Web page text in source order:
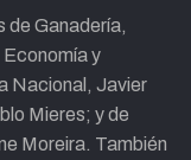
de Ganadería,
y
Nacional, Javier
Mieres; y de
Moreira. También